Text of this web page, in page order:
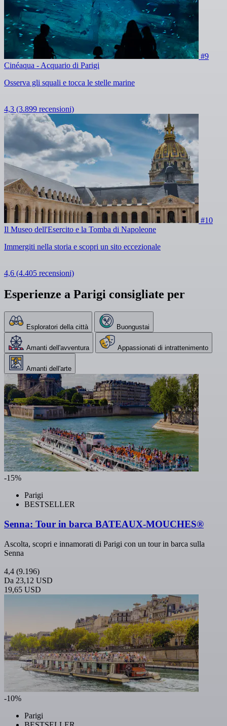
#9
Cinéaqua - Acquario di Parigi
Osserva gli squali e tocca le stelle marine
4,3 (3.899 recensioni)
#10
Il Museo dell'Esercito e la Tomba di Napoleone
Immergiti nella storia e scopri un sito eccezionale
4,6 (4.405 recensioni)
Esperienze a Parigi consigliate per
Esploratori della città Buongustai
Amanti dell'avventura Appassionati di intrattenimento
Amanti dell'arte
-15%
Parigi
BESTSELLER
Senna: Tour in barca BATEAUX-MOUCHES®
Ascolta, scopri e innamorati di Parigi con un tour in barca sulla
Senna
4,4 (9.196)
Da 23,12 USD
19,65 USD
-10%
Parigi